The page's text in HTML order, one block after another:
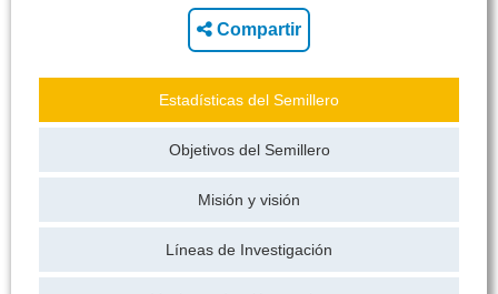
Compartir
Estadísticas del Semillero
Objetivos del Semillero
Misión y visión
Líneas de Investigación